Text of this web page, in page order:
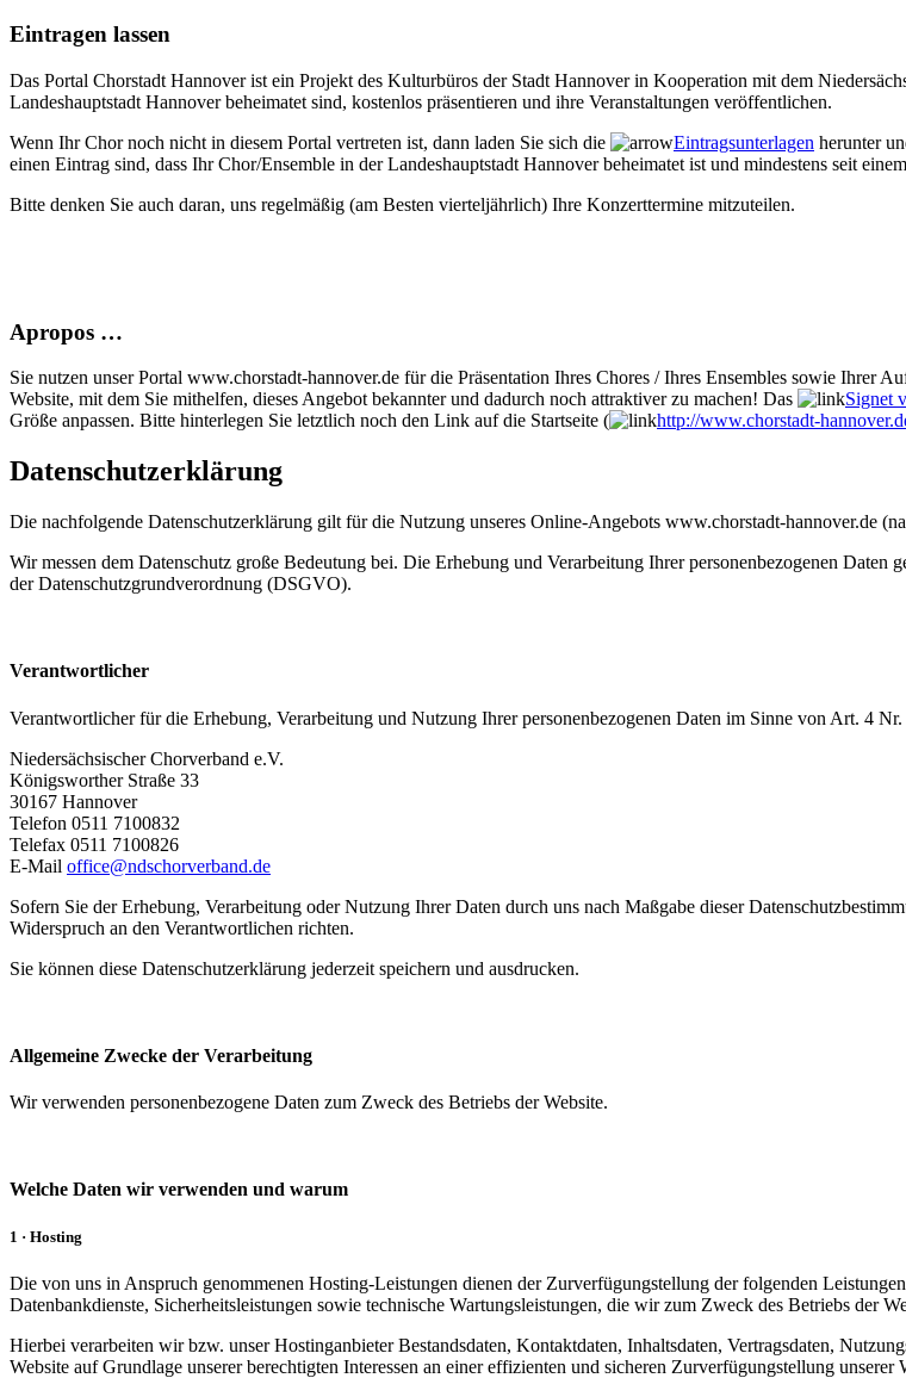
Eintragen lassen
Das Portal Chorstadt Hannover ist ein Projekt des Kulturbüros der Stadt Hannover in Kooperation mit dem
Landeshauptstadt Hannover beheimatet sind, kostenlos präsentieren und ihre Veranstaltungen veröffentlichen.
Wenn Ihr Chor noch nicht in diesem Portal vertreten ist, dann laden Sie sich die
Eintragsunterlagen herunter
einen Eintrag sind, dass Ihr Chor/Ensemble in der Landeshauptstadt Hannover beheimatet ist und mindestens seit
Bitte denken Sie auch daran, uns regelmäßig (am Besten vierteljährlich) Ihre Konzerttermine mitzuteilen.
Apropos …
Sie nutzen unser Portal www.chorstadt-hannover.de für die Präsentation Ihres Chores / Ihres Ensembles sowie Ihrer
Website, mit dem Sie mithelfen, dieses Angebot bekannter und dadurch noch attraktiver zu machen! Das
Signet
Größe anpassen. Bitte hinterlegen Sie letztlich noch den Link auf die Startseite (
http://www.chorstadt-
Datenschutzerklärung
Die nachfolgende Datenschutzerklärung gilt für die Nutzung unseres Online-Angebots www.chorstadt-hannover.de
Wir messen dem Datenschutz große Bedeutung bei. Die Erhebung und Verarbeitung Ihrer personenbezogenen Daten
der Datenschutzgrundverordnung (DSGVO).
Verantwortlicher
Verantwortlicher für die Erhebung, Verarbeitung und Nutzung Ihrer personenbezogenen Daten im Sinne von Art. 4
Niedersächsischer Chorverband e.V.
Königsworther Straße 33
30167 Hannover
Telefon 0511 7100832
Telefax 0511 7100826
E-Mail office@ndschorverband.de
Sofern Sie der Erhebung, Verarbeitung oder Nutzung Ihrer Daten durch uns nach Maßgabe dieser
Widerspruch an den Verantwortlichen richten.
Sie können diese Datenschutzerklärung jederzeit speichern und ausdrucken.
Allgemeine Zwecke der Verarbeitung
Wir verwenden personenbezogene Daten zum Zweck des Betriebs der Website.
Welche Daten wir verwenden und warum
1 · Hosting
Die von uns in Anspruch genommenen Hosting-Leistungen dienen der Zurverfügungstellung der folgenden
Datenbankdienste, Sicherheitsleistungen sowie technische Wartungsleistungen, die wir zum Zweck des Betriebs der
Hierbei verarbeiten wir bzw. unser Hostinganbieter Bestandsdaten, Kontaktdaten, Inhaltsdaten, Vertragsdaten,
Website auf Grundlage unserer berechtigten Interessen an einer effizienten und sicheren Zurverfügungstellung